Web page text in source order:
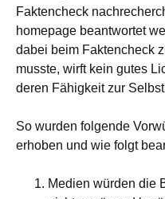
Faktencheck
homepage beantwortet
dabei beim Faktencheck
musste, wirft kein gutes
deren Fähigkeit zur
So wurden folgende
erhoben und wie folgt
Medien würden die